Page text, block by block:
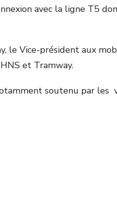
avec la ligne T5
le Vice-président aux
et Tramway.
soutenu par les